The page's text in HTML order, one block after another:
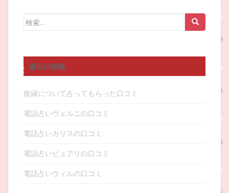
検
最近の投稿
復縁について占ってもらった口コミ
電話占いヴェルニの口コミ
電話占いカリスの口コミ
電話占いピュアリの口コミ
電話占いウィルの口コミ